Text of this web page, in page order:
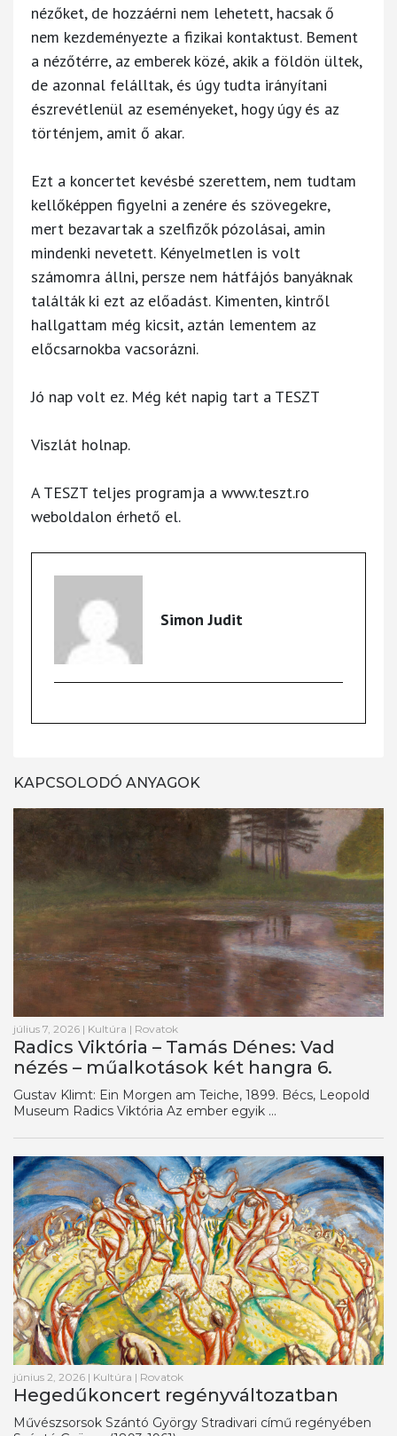
nézőket, de hozzáérni nem lehetett, hacsak ő
nem kezdeményezte a fizikai kontaktust. Bement
a nézőtérre, az emberek közé, akik a földön ültek,
de azonnal felálltak, és úgy tudta irányítani
észrevétlenül az eseményeket, hogy úgy és az
történjem, amit ő akar.
Ezt a koncertet kevésbé szerettem, nem tudtam
kellőképpen figyelni a zenére és szövegekre,
mert bezavartak a szelfizők pózolásai, amin
mindenki nevetett. Kényelmetlen is volt
számomra állni, persze nem hátfájós banyáknak
találták ki ezt az előadást. Kimenten, kintről
hallgattam még kicsit, aztán lementem az
előcsarnokba vacsorázni.
Jó nap volt ez. Még két napig tart a TESZT
Viszlát holnap.
A TESZT teljes programja a www.teszt.ro
weboldalon érhető el.
Simon Judit
KAPCSOLODÓ ANYAGOK
július 7, 2026 | Kultúra | Rovatok
Radics Viktória – Tamás Dénes: Vad
nézés – műalkotások két hangra 6.
Gustav Klimt: Ein Morgen am Teiche, 1899. Bécs, Leopold
Museum Radics Viktória Az ember egyik ...
június 2, 2026 | Kultúra | Rovatok
Hegedűkoncert regényváltozatban
Művészsorsok Szántó György Stradivari című regényében